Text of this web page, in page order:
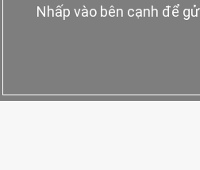
Nhấp vào bên cạnh để